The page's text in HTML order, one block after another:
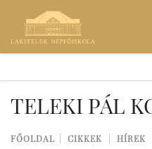
TELEKI PÁL
FŐOLDAL CIKKEK HÍREK